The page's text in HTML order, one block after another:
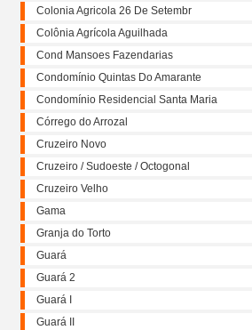
Colonia Agricola 26 De Setembr
Colônia Agrícola Aguilhada
Cond Mansoes Fazendarias
Condomínio Quintas Do Amarante
Condomínio Residencial Santa Maria
Córrego do Arrozal
Cruzeiro Novo
Cruzeiro / Sudoeste / Octogonal
Cruzeiro Velho
Gama
Granja do Torto
Guará
Guará 2
Guará I
Guará II